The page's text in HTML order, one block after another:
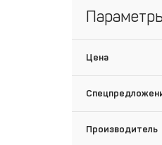
Цена
Производитель